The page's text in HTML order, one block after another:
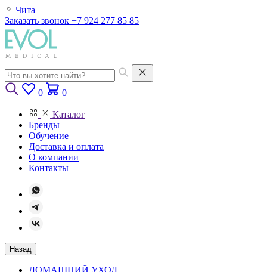
Чита
Заказать звонок +7 924 277 85 85
0 0
Каталог
Бренды
Обучение
Доставка и оплата
О компании
Контакты
Назад
ДОМАШНИЙ УХОД